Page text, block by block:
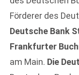
Förderer des
Deutsche Bank
Frankfurter
am Main. Die